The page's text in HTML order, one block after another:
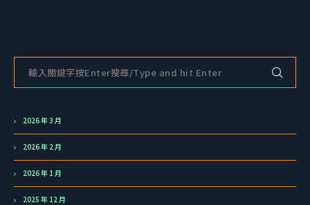
2026 年 3 月
2026 年 2 月
2026 年 1 月
2025 年 12 月